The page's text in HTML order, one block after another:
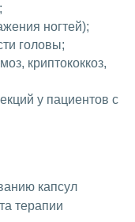
ногтей);
головы;
криптококкоз,
у пациентов с
капсул
терапии